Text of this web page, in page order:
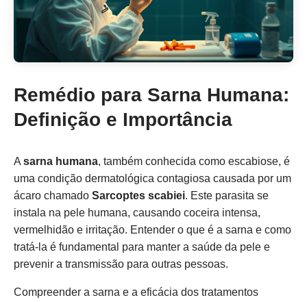
Remédio para Sarna Humana:
Definição e Importância
A sarna humana, também conhecida como escabiose, é
uma condição dermatológica contagiosa causada por um
ácaro chamado Sarcoptes scabiei. Este parasita se
instala na pele humana, causando coceira intensa,
vermelhidão e irritação. Entender o que é a sarna e como
tratá-la é fundamental para manter a saúde da pele e
prevenir a transmissão para outras pessoas.
Compreender a sarna e a eficácia dos tratamentos